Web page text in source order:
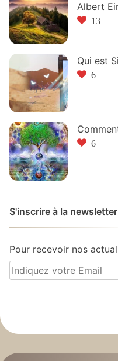
Albert
13
Qui est
6
6
S'inscrire à la newsletter
Pour recevoir nos